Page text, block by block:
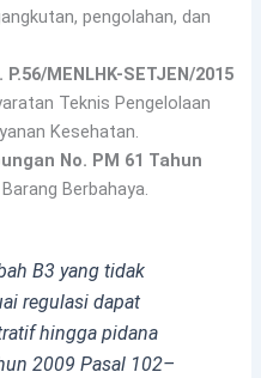
pengolahan, dan
MENLHK-SETJEN/2015
Teknis Pengelolaan
Kesehatan.
No. PM 61 Tahun
Berbahaya.
B3 yang tidak
regulasi dapat
hingga pidana
2009 Pasal 102–